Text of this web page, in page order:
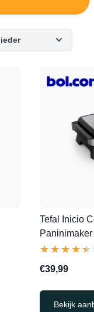
Tefal Inicio
Paninimaker
★★★★★
★★★★★
€39,99
Bekijk